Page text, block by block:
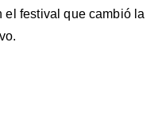
el festival que cambió la